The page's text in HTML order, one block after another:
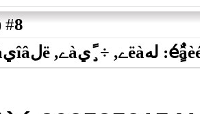
#
8
(
permalink
)